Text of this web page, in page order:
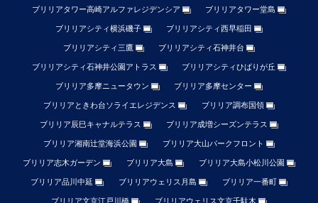
ブリリアタワー高崎アルファレジデンシア ブリリアタワー堂島
ブリリアシティ横浜磯子 ブリリアシティ西早稲田
ブリリアシティ三鷹 ブリリアシティ石神井台
ブリリアシティ石神井公園アトラス ブリリアシティひばりが丘
ブリリア多摩ニュータウン ブリリア多摩センター
ブリリアときわ台ソライエレジデンス ブリリア調布国領
ブリリア辰巳キャナルテラス ブリリア成増シーズンテラス
ブリリア湘南辻堂海浜公園 ブリリア大山パークフロント
ブリリア志木ガーデン ブリリア大島 ブリリア大島小松川公園
ブリリア品川中延 ブリリアウェリス月島 ブリリア一番町
ブリリア文京江戸川橋 ブリリアウェリス文京千駄木